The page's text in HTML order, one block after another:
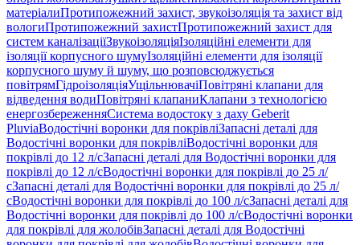
матеріалиПротипожежний захист, звукоізоляція та захист від
вологиПротипожежний захистПротипожежний захист для
систем каналізаціїЗвукоізоляціяІзоляційні елементи для
ізоляції корпусного шумуІзоляційні елементи для ізоляції
корпусного шуму й шуму, що розповсюджується
повітрямГідроізоляціяУщільнювачіПовітряні клапани для
відведення водиПовітряні клапаниКлапани з технологією
енергозбереженняСистема водостоку з даху Geberit
PluviaВодостічні воронки для покрівліЗапасні деталі для
Водостічні воронки для покрівліВодостічні воронки для
покрівлі до 12 л/сЗапасні деталі для Водостічні воронки для
покрівлі до 12 л/сВодостічні воронки для покрівлі до 25 л/
сЗапасні деталі для Водостічні воронки для покрівлі до 25 л/
сВодостічні воронки для покрівлі до 100 л/сЗапасні деталі для
Водостічні воронки для покрівлі до 100 л/сВодостічні воронки
для покрівлі для жолобівЗапасні деталі для Водостічні